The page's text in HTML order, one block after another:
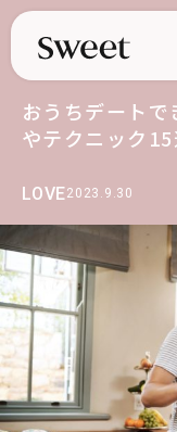
LOVE2023.9.30
おうちデート
やテクニック